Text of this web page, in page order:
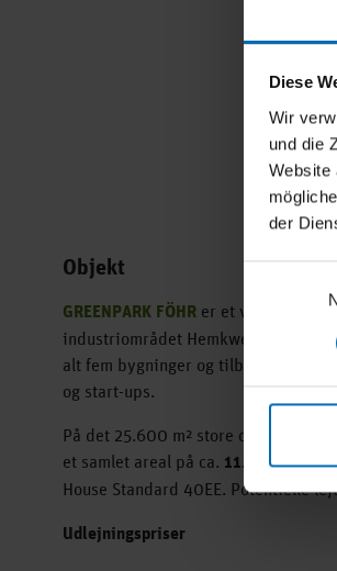
Diese
Wir
und die
Website
der
Objekt
GREENPARK FÖHR er et vigtigt
industriområdet Hemkweg i Wyk.
alt fem bygninger og tilbyder
og start-ups.
På det 25.600 m² store område er
et samlet areal på ca. 11.000 m².
House Standard 40EE. Potentielle
Udlejningspriser